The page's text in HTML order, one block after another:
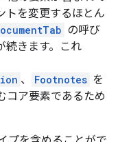
トを変更するほとん
の呼び
続きます。これ
、 Footnotes を
コア要素であるため